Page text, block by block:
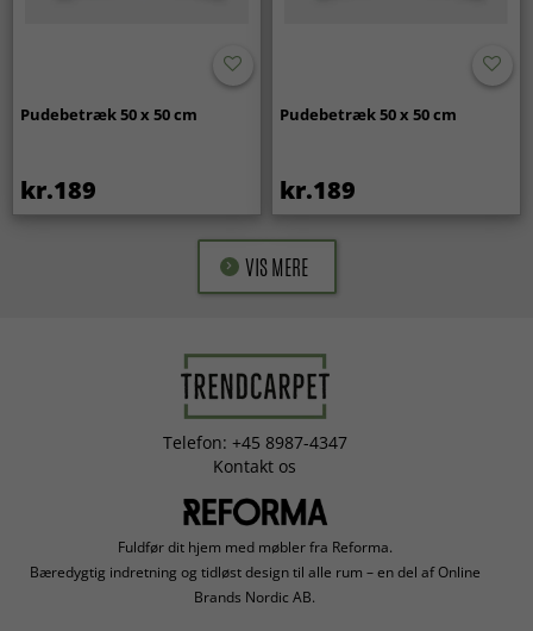
Pudebetræk 50 x 50 cm
kr.189
Pudebetræk 50 x 50 cm
kr.189
VIS MERE
Telefon: +45 8987-4347
Kontakt os
Fuldfør dit hjem med møbler fra Reforma.
Bæredygtig indretning og tidløst design til alle rum – en del af Online
Brands Nordic AB.